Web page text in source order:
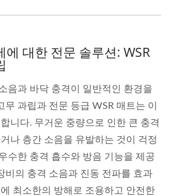
에 대한 전문 솔루션: WSR
음과 바닥 충격이 일반적인 환경을
무 과립과 전문 등급 WSR 매트는 이
니다. 무거운 중량으로 인한 큰 충격
나 층간 소음을 유발하는 것이 걱정
수한 충격 흡수와 방음 기능을 제공
비의 충격 소음과 진동 전파를 효과
최소한의 방해로 조용하고 안전한